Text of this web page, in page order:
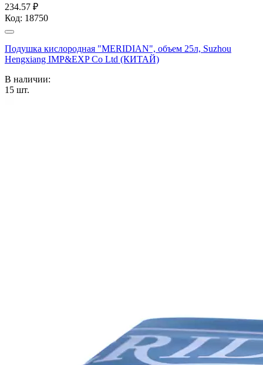
234.57 ₽
Код: 18750
Подушка кислородная "MERIDIAN", объем 25л, Suzhou
Hengxiang IMP&EXP Co Ltd (КИТАЙ)
В наличии:
15 шт.